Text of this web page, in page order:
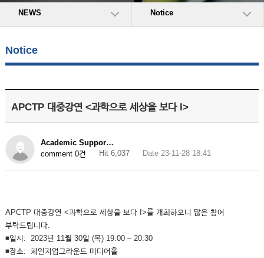
NEWS Notice
Notice
APCTP 대중강연 <과학으로 세상을 보다 I>
Academic Suppor…
comment 0건
Hit 6,037 Date 23-11-28 18:41
APCTP 대중강연 <과학으로 세상을 보다 I>를 개최하오니 많은 참여
부탁드립니다.
◾일시: 2023년 11월 30일 (목) 19:00 – 20:30
◾장소: 체인지업그라운드 미디어홀